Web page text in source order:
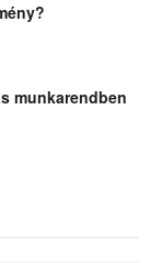
munkarendben